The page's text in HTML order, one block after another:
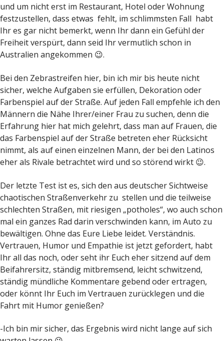
und um nicht erst im Restaurant, Hotel oder Wohnung
festzustellen, dass etwas fehlt, im schlimmsten Fall habt
Ihr es gar nicht bemerkt, wenn Ihr dann ein Gefühl der
Freiheit verspürt, dann seid Ihr vermutlich schon in
Australien angekommen 😉.
Bei den Zebrastreifen hier, bin ich mir bis heute nicht
sicher, welche Aufgaben sie erfüllen, Dekoration oder
Farbenspiel auf der Straße. Auf jeden Fall empfehle ich den
Männern die Nähe Ihrer/einer Frau zu suchen, denn die
Erfahrung hier hat mich gelehrt, dass man auf Frauen, die
das Farbenspiel auf der Straße betreten eher Rücksicht
nimmt, als auf einen einzelnen Mann, der bei den Latinos
eher als Rivale betrachtet wird und so störend wirkt 😉.
Der letzte Test ist es, sich den aus deutscher Sichtweise
chaotischen Straßenverkehr zu stellen und die teilweise
schlechten Straßen, mit riesigen „potholes“, wo auch schon
mal ein ganzes Rad darin verschwinden kann, im Auto zu
bewältigen. Ohne das Eure Liebe leidet. Verständnis.
Vertrauen, Humor und Empathie ist jetzt gefordert, habt
Ihr all das noch, oder seht ihr Euch eher sitzend auf dem
Beifahrersitz, ständig mitbremsend, leicht schwitzend,
ständig mündliche Kommentare gebend oder ertragen,
oder könnt Ihr Euch im Vertrauen zurücklegen und die
Fahrt mit Humor genießen?
-Ich bin mir sicher, das Ergebnis wird nicht lange auf sich